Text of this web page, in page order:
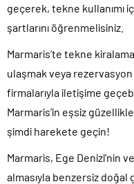
geçerek, tekne kullanımı
şartlarını öğrenmelisiniz.
Marmaris’te tekne
ulaşmak veya
firmalarıyla iletişime
Marmaris’in eşsiz
şimdi harekete geçin!
Marmaris, Ege Denizi’nin
almasıyla benzersiz doğal